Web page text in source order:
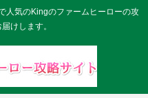
人気のKingのファームヒーローの攻
けします。